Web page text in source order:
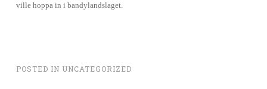
ville hoppa in i bandylandslaget.
POSTED IN UNCATEGORIZED